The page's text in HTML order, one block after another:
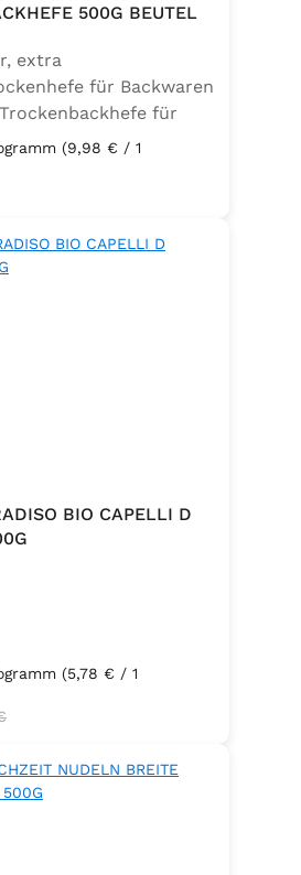
500G BEUTEL
extra
für Backwaren
für
entspricht 25g
Trockenbackhefe,
(9,98 € / 1
BIO CAPELLI D
(5,78 € / 1
Preis: